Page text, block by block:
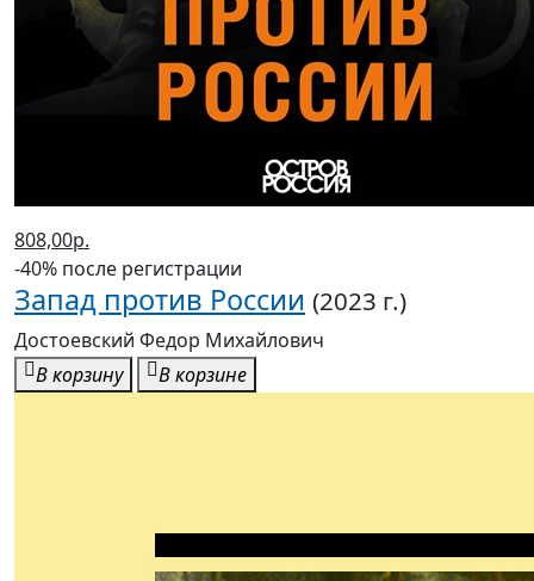
808,00р.
-40% после регистрации
Запад против России (2023 г.)
Достоевский Федор Михайлович
В корзину
В корзине